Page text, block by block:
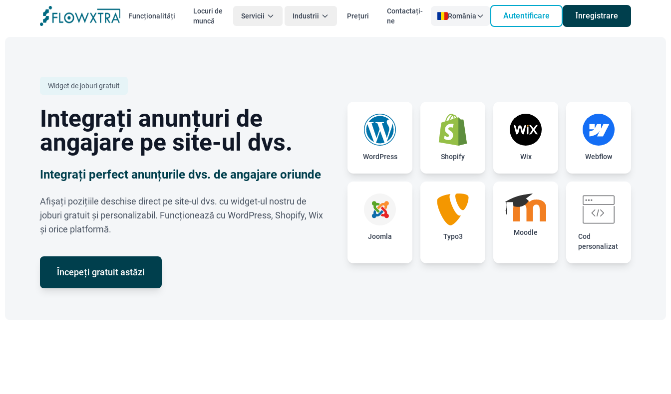
Funcționalități
Locuri de
muncă
Servicii Industrii Prețuri
Contactați-
ne
România Autentificare Înregistrare
Widget de joburi gratuit
Integrați anunțuri de
angajare pe site-ul dvs.
Integrați perfect anunțurile dvs. de angajare oriunde
Afișați pozițiile deschise direct pe site-ul dvs. cu widget-ul nostru de
joburi gratuit și personalizabil. Funcționează cu WordPress, Shopify, Wix
și orice platformă.
Începeți gratuit astăzi
WordPress Shopify Wix Webflow
Joomla Typo3
Moodle
Cod
personalizat